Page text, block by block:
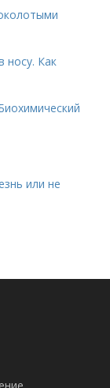
носу. Как
или не